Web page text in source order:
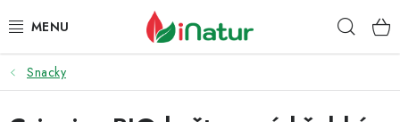
na
POTRAVINY
Snacky